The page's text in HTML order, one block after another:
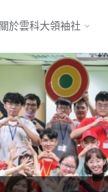
content
關於雲科大領袖社